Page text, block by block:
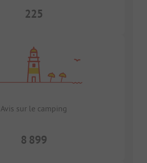
225
Avis sur le camping
8 899